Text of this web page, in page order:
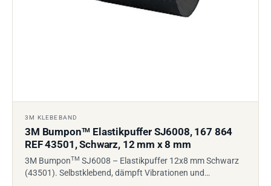
3M KLEBEBAND
3M BumponTM Elastikpuffer SJ6008, 167 864
REF 43501, Schwarz, 12 mm x 8 mm
3M BumponTM SJ6008 – Elastikpuffer 12x8 mm Schwarz
(43501). Selbstklebend, dämpft Vibrationen und…